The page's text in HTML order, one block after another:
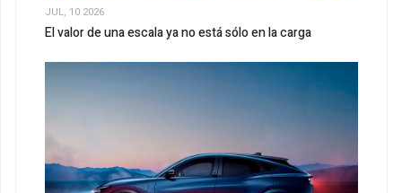
JUL, 10 2026
El valor de una escala ya no está sólo en la carga